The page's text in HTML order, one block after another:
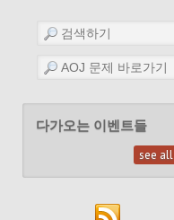
다가오는 이벤트들
see all